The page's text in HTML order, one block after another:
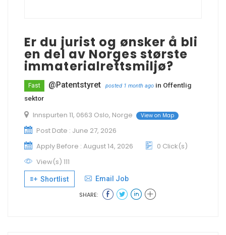
Er du jurist og ønsker å bli
en del av Norges største
immaterialrettsmiljø?
Fast @Patentstyret posted 1 month ago in Offentlig
sektor
Innspurten 11, 0663 Oslo, Norge View on Map
Post Date : June 27, 2026
Apply Before : August 14, 2026
0 Click(s)
View(s) 111
Shortlist
Email Job
SHARE: